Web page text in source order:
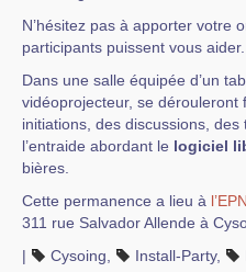
N’hésitez pas à apporter votre
participants puissent vous aider.
Dans une salle équipée d’un
vidéoprojecteur, se
initiations, des discussions,
l’entraide abordant le logiciel
bières.
Cette permanence a lieu à
311 rue Salvador Allende à
|
Cysoing Install-Party,